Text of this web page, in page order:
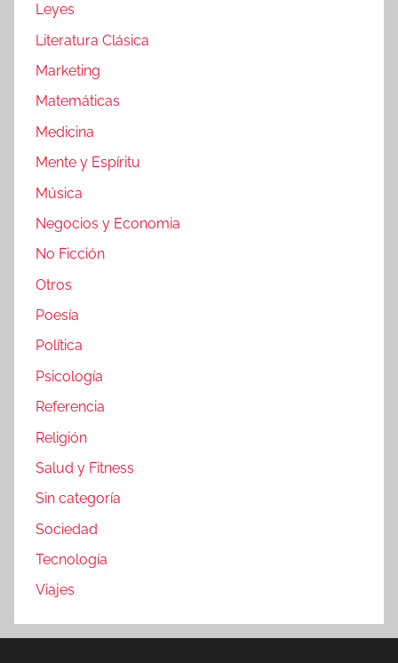
Leyes
Literatura Clásica
Marketing
Matemáticas
Medicina
Mente y Espíritu
Música
Negocios y Economia
No Ficción
Otros
Poesía
Política
Psicología
Referencia
Religión
Salud y Fitness
Sin categoría
Sociedad
Tecnología
Viajes